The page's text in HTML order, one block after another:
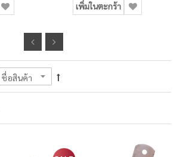
เพิ่มในตะกร้า